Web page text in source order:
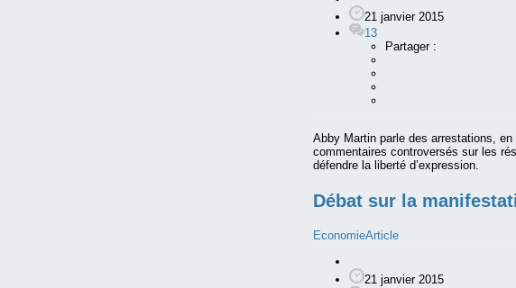
21 janvier 2015
13
Partager :
Abby Martin parle des arrestations,
commentaires controversés sur les
défendre la liberté d’expression.
Débat sur la
EconomieArticle
21 janvier 2015